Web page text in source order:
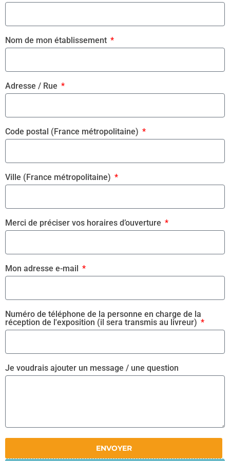
Nom de mon établissement
Adresse / Rue
Code postal (France métropolitaine)
Ville (France métropolitaine)
Merci de préciser vos horaires d’ouverture
Mon adresse e-mail
Numéro de téléphone de la personne en charge de la
réception de l'exposition (il sera transmis au livreur)
Je voudrais ajouter un message / une question
ENVOYER